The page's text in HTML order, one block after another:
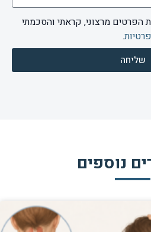
מרצוני, קראתי והסכמתי
.
שליחה
נוספים